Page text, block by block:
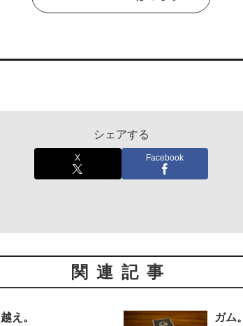
シェアする
X Facebook
関連記事
え。 ガム。